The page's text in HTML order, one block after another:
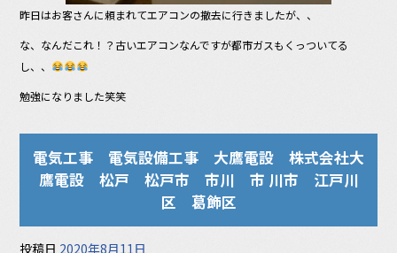
昨日はお客さんに頼まれてエアコンの撤去に行きましたが、、
な、なんだこれ！？古いエアコンなんですが都市ガスもくっついてる
し、、
勉強になりました笑笑
電気工事 電気設備工事 大鷹電設 株式会社大
鷹電設 松戸 松戸市 市川 市 川市 江戸川
区 葛飾区
投稿日 2020年8月11日